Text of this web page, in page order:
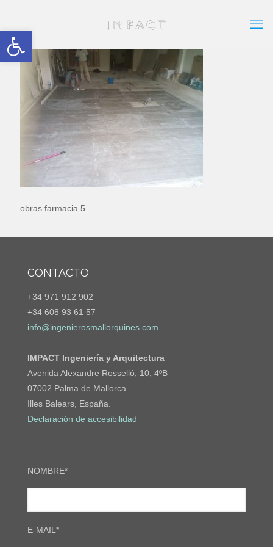
Abrir barra de herramientas
obras farmacia 5
CONTACTO
+34 971 912 902
+34 608 93 61 57
info@ingenierosmallorquines.com
IMPACT Ingeniería y Arquitectura
Avenida Alexandre Rosselló, 10, 4ºB
07002 Palma de Mallorca
Illes Balears, España.
Declaración de accesibilidad
NOMBRE*
E-MAIL*